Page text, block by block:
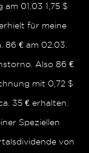
am 01.03 1,75 $
für meine
86 € am 02.03.
Also 86 €
mit 0,72 $
35 € erhalten.
Speziellen
von